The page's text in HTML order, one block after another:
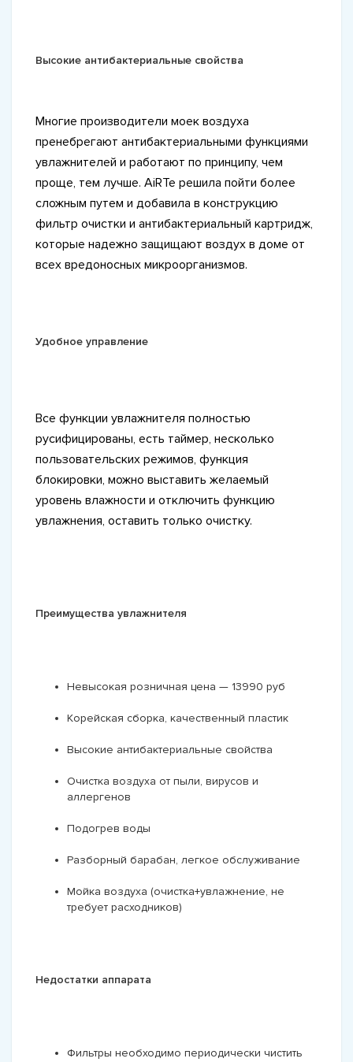
Высокие антибактериальные свойства
Многие производители моек воздуха
пренебрегают антибактериальными функциями
увлажнителей и работают по принципу, чем
проще, тем лучше. AiRTe решила пойти более
сложным путем и добавила в конструкцию
фильтр очистки и антибактериальный картридж,
которые надежно защищают воздух в доме от
всех вредоносных микроорганизмов.
Удобное управление
Все функции увлажнителя полностью
русифицированы, есть таймер, несколько
пользовательских режимов, функция
блокировки, можно выставить желаемый
уровень влажности и отключить функцию
увлажнения, оставить только очистку.
Преимущества увлажнителя
Невысокая розничная цена — 13990 руб
Корейская сборка, качественный пластик
Высокие антибактериальные свойства
Очистка воздуха от пыли, вирусов и
аллергенов
Подогрев воды
Разборный барабан, легкое обслуживание
Мойка воздуха (очистка+увлажнение, не
требует расходников)
Недостатки аппарата
Фильтры необходимо периодически чистить